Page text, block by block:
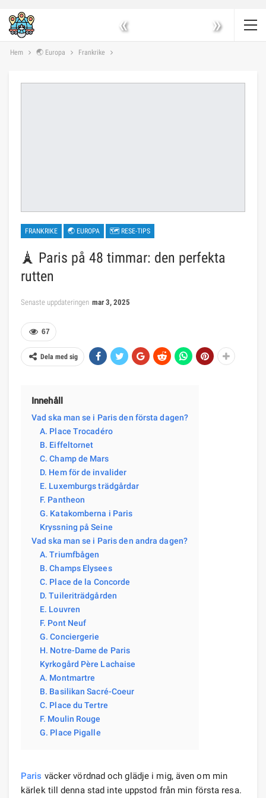
« »
Hem 🌏 Europa Frankrike
FRANKRIKE 🌏 EUROPA 🗺 RESE-TIPS
🗼 Paris på 48 timmar: den perfekta
rutten
Senaste uppdateringen mar 3, 2025
67
Dela med sig
Innehåll
Vad ska man se i Paris den första dagen?
A. Place Trocadéro
B. Eiffeltornet
C. Champ de Mars
D. Hem för de invalider
E. Luxemburgs trädgårdar
F. Pantheon
G. Katakomberna i Paris
Kryssning på Seine
Vad ska man se i Paris den andra dagen?
A. Triumfbågen
B. Champs Elysees
C. Place de la Concorde
D. Tuileriträdgården
E. Louvren
F. Pont Neuf
G. Conciergerie
H. Notre-Dame de Paris
Kyrkogård Père Lachaise
A. Montmartre
B. Basilikan Sacré-Coeur
C. Place du Tertre
F. Moulin Rouge
G. Place Pigalle
Paris väcker vördnad och glädje i mig, även om min
kärlek till denna stad inte uppstod från min första resa.